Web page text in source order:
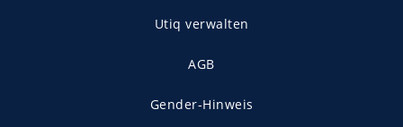
Utiq verwalten
AGB
Gender-Hinweis